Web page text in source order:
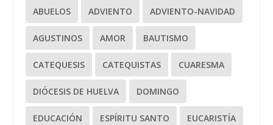
ABUELOS ADVIENTO ADVIENTO-NAVIDAD
AGUSTINOS AMOR BAUTISMO
CATEQUESIS CATEQUISTAS CUARESMA
DIÓCESIS DE HUELVA DOMINGO
EDUCACIÓN ESPÍRITU SANTO EUCARISTÍA